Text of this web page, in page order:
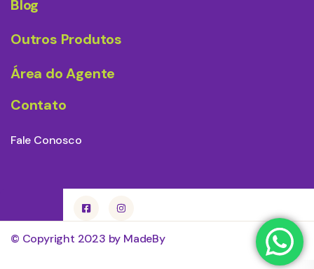
Blog
Outros Produtos
Área do Agente
Contato
Fale Conosco
© Copyright 2023 by MadeBy